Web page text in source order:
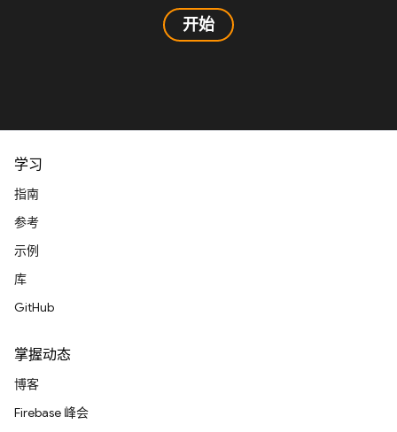
开始
学习
指南
参考
示例
库
GitHub
掌握动态
博客
Firebase 峰会